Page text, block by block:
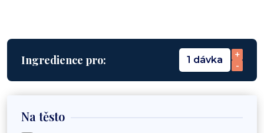
Ingredience pro: 1 dávka
+
-
Na těsto